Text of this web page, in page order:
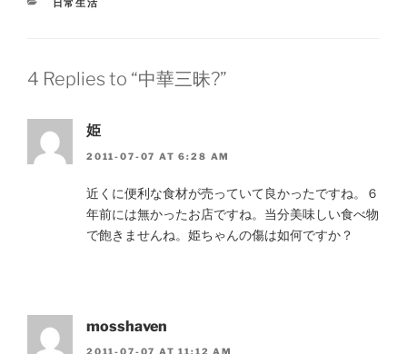
日常生活
4 Replies to “中華三昧?”
姫
2011-07-07 AT 6:28 AM
近くに便利な食材が売っていて良かったですね。６
年前には無かったお店ですね。当分美味しい食べ物
で飽きませんね。姫ちゃんの傷は如何ですか？
mosshaven
2011-07-07 AT 11:12 AM